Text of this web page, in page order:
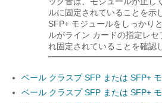
ルに固定されていることを示
SFP+ モジュールをしっかり
ルがライン カードの指定レ
れ固定されていることを確認
ベール クラスプ SFP または SFP+
ベール クラスプ SFP または SFP+